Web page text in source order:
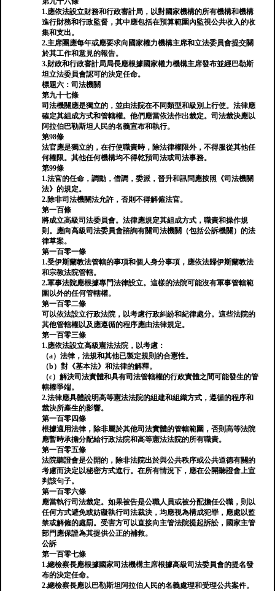
1.應依法設立財務和行政審計局，以對國家機構的所有機構和機構
進行財務和行政監督，其中應包括在預算範圍內監視公共收入的收
集和支出。
2.主席團應每年或應要求向國家權力機構主席和立法委員會提交關
於其工作和意見的報告。
3.財政和行政審計局局長應根據國家權力機構主席發布並經巴勒斯
坦立法委員會認可的決定任命。
標題六：司法機關
第九十七條
司法機關應是獨立的，並由法院在不同類型和級別上行使。法律應
確定其組成方式和管轄權。他們應當依法作出裁定。司法裁決應以
阿拉伯巴勒斯坦人民的名義宣布和執行。
第98條
法官應是獨立的，在行使職責時，除法律權限外，不得服從其他任
何權限。其他任何機構均不得乾預司法或司法事務。
第99條
1.法官的任命，調動，借調，委派，晉升和訊問應按照《司法機關
法》的規定。
2.除非司法機關法允許，否則不得解僱法官。
第一百條
將成立高級司法委員會。法律應規定其組成方式，職責和操作規
則。應向高級司法委員會諮詢有關司法機關（包括公訴機關）的法
律草案。
第一百零一條
1.受伊斯蘭教法管轄的事項和個人身分事項，應依法歸伊斯蘭教法
和宗教法院管轄。
2.軍事法院應根據專門法律設立。這樣的法院可能沒有軍事管轄範
圍以外的任何管轄權。
第一百零二條
可以依法設立行政法院，以考慮行政糾紛和紀律處分。這些法院的
其他管轄權以及應遵循的程序應由法律規定。
第一百零三條
1.應依法設立高級憲法法院，以考慮：
（a）法律，法規和其他已製定規則的合憲性。
（b）對《基本法》和法律的解釋。
（c）解決司法實體和具有司法管轄權的行政實體之間可能發生的管
轄權爭端。
2.法律應具體說明高等憲法法院的組建和組織方式，遵循的程序和
裁決所產生的影響。
第一百零四條
根據適用法律，除非屬於其他司法實體的管轄範圍，否則高等法院
應暫時承擔分配給行政法院和高等憲法法院的所有職責。
第一百零五條
法院聽證會是公開的，除非法院出於與公共秩序或公共道德有關的
考慮而決定以秘密方式進行。在所有情況下，應在公開聽證會上宣
判該句子。
第一百零六條
應當執行司法裁定。如果被告是公職人員或被分配擔任公職，則以
任何方式避免或妨礙執行司法裁決，均應視為構成犯罪，應處以監
禁或解僱的處罰。受害方可以直接向主管法院提起訴訟，國家主管
部門應保證為其提供公正的補救。
公訴
第一百零七條
1.總檢察長應根據國家司法機構主席根據高級司法委員會的提名發
布的決定任命。
2.總檢察長應以巴勒斯坦阿拉伯人民的名義處理和受理公共案件。